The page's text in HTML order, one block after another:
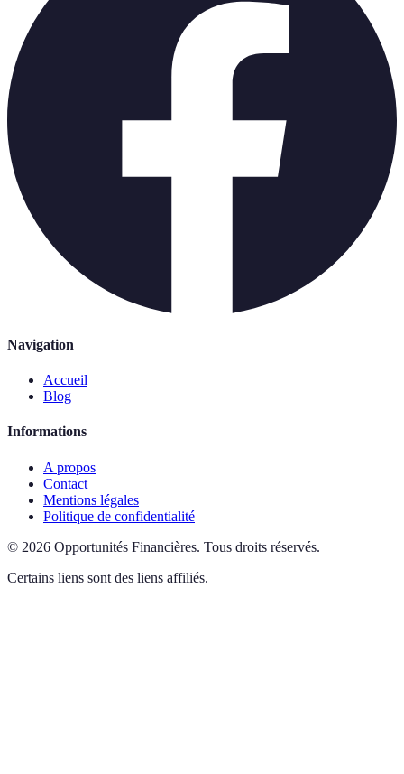
Navigation
Accueil
Blog
Informations
A propos
Contact
Mentions légales
Politique de confidentialité
© 2026 Opportunités Financières. Tous droits réservés.
Certains liens sont des liens affiliés.